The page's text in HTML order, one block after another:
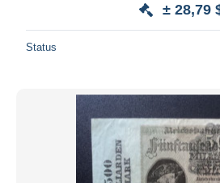
± 28,79
Status